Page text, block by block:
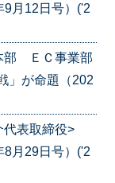
9月12日号）('2
部 ＥＣ事業部
」が命題（202
代表取締役>
8月29日号）('2